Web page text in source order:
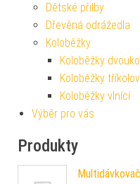
Dětské přilby
Dřevěná odrážedla
Koloběžky
Koloběžky
Koloběžky
Koloběžky vlnící
Výběr pro vás
Produkty